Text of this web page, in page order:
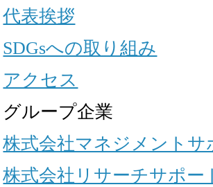
代表挨拶
SDGsへの取り組み
アクセス
グループ企業
株式会社マネジメントサ
株式会社リサーチサポー